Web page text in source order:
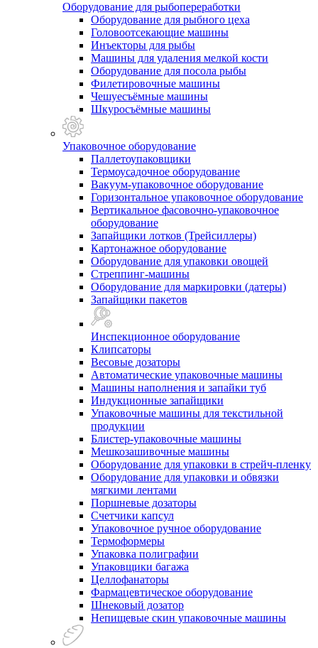
Оборудование для рыбопереработки
Оборудование для рыбного цеха
Головоотсекающие машины
Инъекторы для рыбы
Машины для удаления мелкой кости
Оборудование для посола рыбы
Филетировочные машины
Чешуесъёмные машины
Шкуросъёмные машины
Упаковочное оборудование
Паллетоупаковщики
Термоусадочное оборудование
Вакуум-упаковочное оборудование
Горизонтальное упаковочное оборудование
Вертикальное фасовочно-упаковочное
оборудование
Запайщики лотков (Трейсиллеры)
Картонажное оборудование
Оборудование для упаковки овощей
Стреппинг-машины
Оборудование для маркировки (датеры)
Запайщики пакетов
Инспекционное оборудование
Клипсаторы
Весовые дозаторы
Автоматические упаковочные машины
Машины наполнения и запайки туб
Индукционные запайщики
Упаковочные машины для текстильной
продукции
Блистер-упаковочные машины
Мешкозашивочные машины
Оборудование для упаковки в стрейч-пленку
Оборудование для упаковки и обвязки
мягкими лентами
Поршневые дозаторы
Счетчики капсул
Упаковочное ручное оборудование
Термоформеры
Упаковка полиграфии
Упаковщики багажа
Целлофанаторы
Фармацевтическое оборудование
Шнековый дозатор
Непищевые скин упаковочные машины